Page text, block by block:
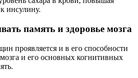
инсулину.
память и здоровье мозга
проявляется и в его способности
и его основных когнитивных